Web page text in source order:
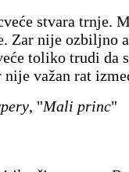
stvara trnje.
Zar nije ozbiljno
toliko trudi da
važan rat
, "Mali princ"